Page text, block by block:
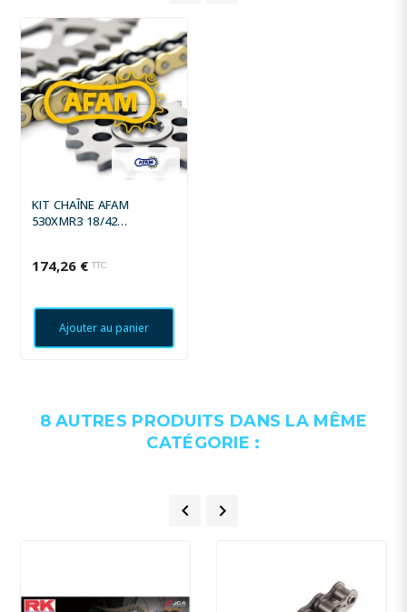
KIT CHAÎNE AFAM
530XMR3 18/42
174,26 € TTC
Ajouter au panier
8 AUTRES PRODUITS DANS LA MÊME
CATÉGORIE :
 